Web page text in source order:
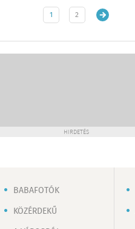
1 2
HIRDETÉS
BABAFOTÓK
KÖZÉRDEKŰ